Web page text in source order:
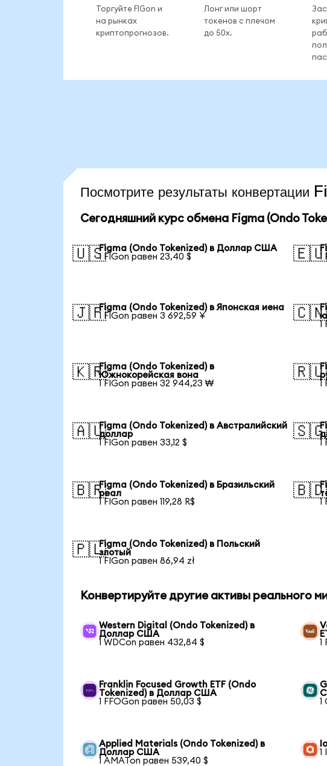
Торгуйте FIGon и
на рынках
криптопрогнозов.
Лонг или шорт
токенов с плечом
до 50x.
Посмотрите результаты
Сегодняшний курс обмена Figma (Ondo
🇺🇸Figma (Ondo Tokenized) в Доллар США
1 FIGon равен 23,40 $
🇪🇺
1
🇯🇵Figma (Ondo Tokenized) в Японская иена
1 FIGon равен 3 692,59 ¥
🇨🇳
1
🇰🇷Figma (Ondo Tokenized) в
Южнокорейская вона
1 FIGon равен 32 944,23 ₩
🇷🇺
1
🇦🇺Figma (Ondo Tokenized) в Австралийский
доллар
1 FIGon равен 33,12 $
🇸🇬
1
🇧🇷Figma (Ondo Tokenized) в Бразильский
реал
1 FIGon равен 119,28 R$
🇧🇩
1
🇵🇱Figma (Ondo Tokenized) в Польский
злотый
1 FIGon равен 86,94 zł
Конвертируйте другие активы реального
Western Digital (Ondo Tokenized) в
Доллар США
1 WDCon равен 432,84 $
1
Franklin Focused Growth ETF (Ondo
Tokenized) в Доллар США
1 FFOGon равен 50,03 $
1
Applied Materials (Ondo Tokenized) в
Доллар США
1 AMATon равен 539,40 $
1